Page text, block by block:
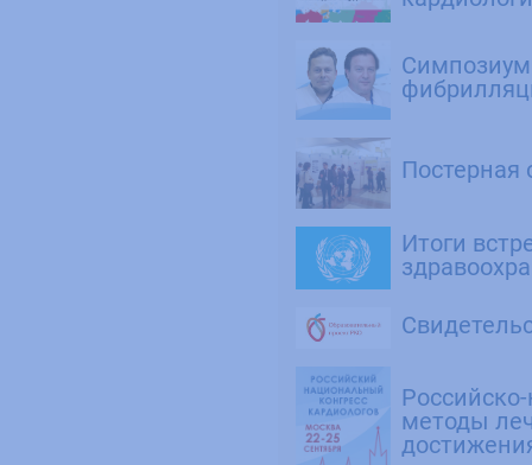
Постерная
Итоги
методы